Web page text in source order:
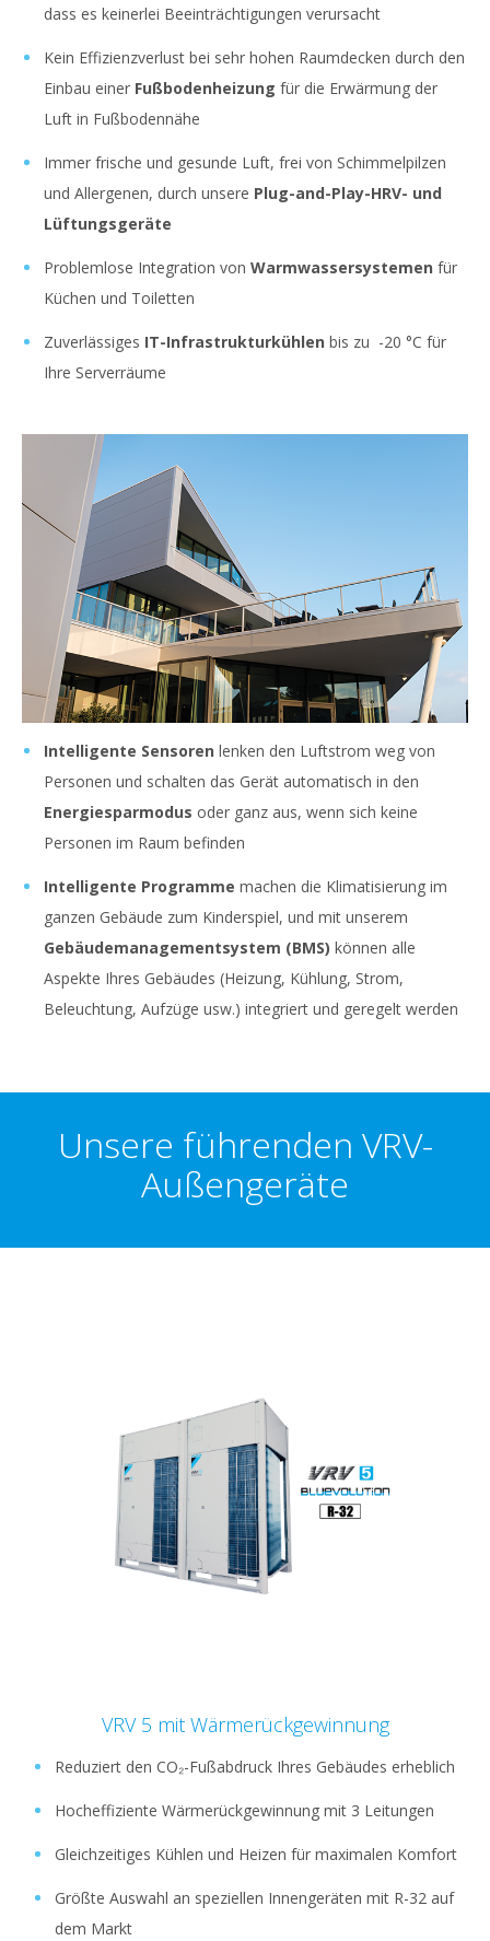
dass es keinerlei Beeinträchtigungen verursacht
Kein Effizienzverlust bei sehr hohen Raumdecken durch den
Einbau einer Fußbodenheizung für die Erwärmung der
Luft in Fußbodennähe
Immer frische und gesunde Luft, frei von Schimmelpilzen
und Allergenen, durch unsere Plug-and-Play-HRV- und
Lüftungsgeräte
Problemlose Integration von Warmwassersystemen für
Küchen und Toiletten
Zuverlässiges IT-Infrastrukturkühlen bis zu -20 °C für
Ihre Serverräume
Intelligente Sensoren lenken den Luftstrom weg von
Personen und schalten das Gerät automatisch in den
Energiesparmodus oder ganz aus, wenn sich keine
Personen im Raum befinden
Intelligente Programme machen die Klimatisierung im
ganzen Gebäude zum Kinderspiel, und mit unserem
Gebäudemanagementsystem (BMS) können alle
Aspekte Ihres Gebäudes (Heizung, Kühlung, Strom,
Beleuchtung, Aufzüge usw.) integriert und geregelt werden
Unsere führenden VRV-
Außengeräte
VRV 5 mit Wärmerückgewinnung
Reduziert den CO₂-Fußabdruck Ihres Gebäudes erheblich
Hocheffiziente Wärmerückgewinnung mit 3 Leitungen
Gleichzeitiges Kühlen und Heizen für maximalen Komfort
Größte Auswahl an speziellen Innengeräten mit R-32 auf
dem Markt